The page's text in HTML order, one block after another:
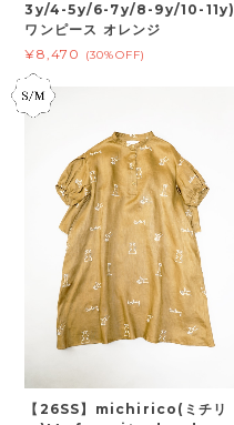
3y/4-5y/6-7y/8-9y/10-11y)
ワンピース オレンジ
¥8,470
(30%OFF)
【26SS】michirico(ミチリ